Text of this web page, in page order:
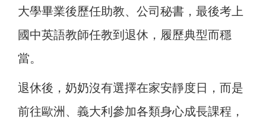
大學畢業後歷任助教、公司秘書，最後考上
國中英語教師任教到退休，履歷典型而穩
當。
退休後，奶奶沒有選擇在家安靜度日，而是
前往歐洲、義大利參加各類身心成長課程，